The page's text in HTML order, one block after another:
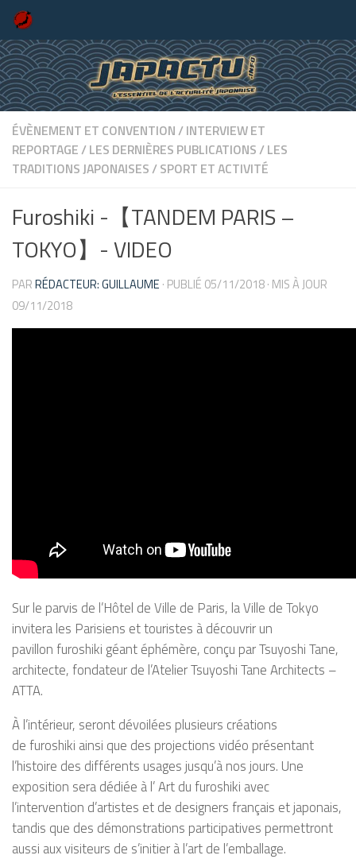
Skip to content
ÉVÈNEMENT ET CONVENTION/INTERVIEW ET
REPORTAGE/LES DERNIÈRES PUBLICATIONS/LES
TRADITIONS JAPONAISES/SPORT ET ACTIVITÉ
Furoshiki -【TANDEM PARIS –
TOKYO】- VIDEO
PARRÉDACTEUR: GUILLAUME · PUBLIÉ 05/11/2018· MIS À JOUR
09/11/2018
Sur le parvis de l’Hôtel de Ville de Paris, la Ville de Tokyo
invitera les Parisiens et touristes à découvrir un
pavillon furoshiki géant éphémère, conçu par Tsuyoshi Tane,
architecte, fondateur de l’Atelier Tsuyoshi Tane Architects –
ATTA.
À l’intérieur, seront dévoilées plusieurs créations
de furoshiki ainsi que des projections vidéo présentant
l’histoire des différents usages jusqu’à nos jours. Une
exposition sera dédiée à l’ Art du furoshiki avec
l’intervention d’artistes et de designers français et japonais,
tandis que des démonstrations participatives permettront
aussi aux visiteurs de s’initier à l’art de l’emballage.